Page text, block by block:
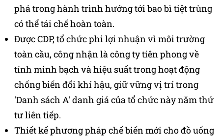
phá trong hành trình hướng tới bao bì tiệt trùng
có thể tái chế hoàn toàn.
Được CDP, tổ chức phi lợi nhuận vì môi trường
toàn cầu, công nhận là công ty tiên phong về
tính minh bạch và hiệu suất trong hoạt động
chống biến đổi khí hậu, giữ vững vị trí trong
'Danh sách A' danh giá của tổ chức này năm thứ
tư liên tiếp.
Thiết kế phương pháp chế biến mới cho đồ uống